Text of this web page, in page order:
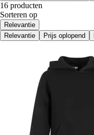
16 producten
Sorteren op
Relevantie
Relevantie
Prijs oplopend